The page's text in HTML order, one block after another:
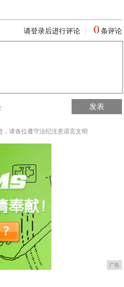
请登录后进行评论 0 条评论
发表
请各位遵守法纪注意语言文明
广告